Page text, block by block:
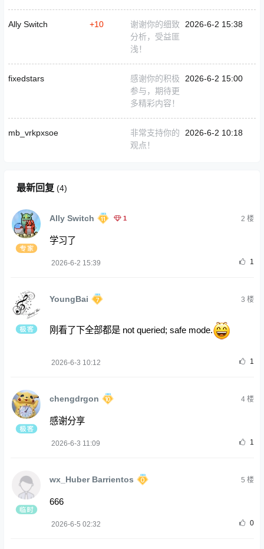
Ally Switch +10
谢谢你的细致
分析，受益匪
浅！
2026-6-2 15:38
fixedstars
感谢你的积极
参与，期待更
多精彩内容！
2026-6-2 15:00
mb_vrkpxsoe
非常支持你的
观点！
2026-6-2 10:18
最新回复 (4)
Ally Switch 1 2 楼
学习了
2026-6-2 15:39 1
YoungBai 3 楼
刚看了下全部都是 not queried; safe mode.
2026-6-3 10:12 1
chengdrgon 4楼
感谢分享
2026-6-3 11:09 1
wx_Huber Barrientos 5 楼
666
2026-6-5 02:32 0